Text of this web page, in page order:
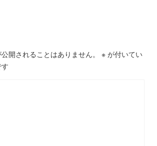
開されることはありません。 ※ が付いてい